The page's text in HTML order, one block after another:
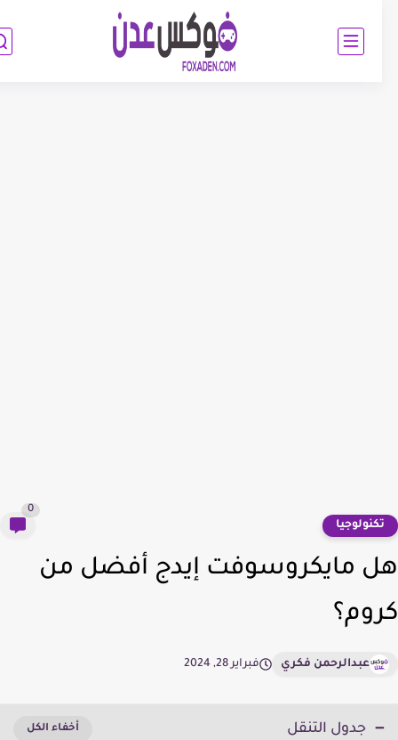
مايكروسوفت إيدج أفضل من
عبدالرحمن فكري فبراير 28, 2024
جدول التنقل